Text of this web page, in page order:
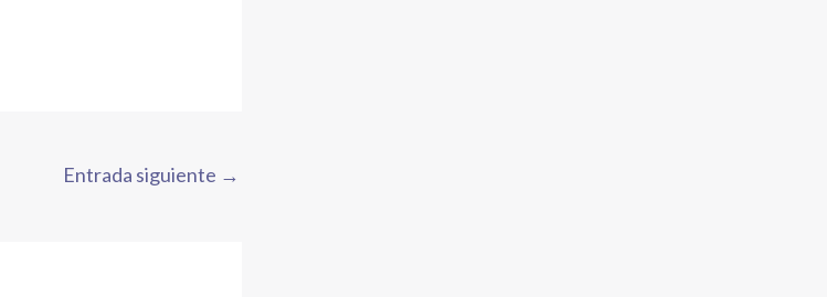
Entrada siguiente →